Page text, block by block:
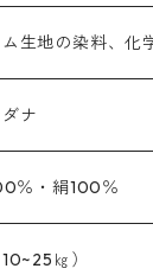
黄色
）
合い）
な黄色）
スPS－900
調整剤
める染料
｜ミキセットフ
生地の染料、化
売
ナ
端の始末も綿糸
端の始末も綿糸
％・絹100％
㎏）